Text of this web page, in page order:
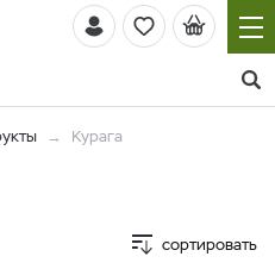
Курага
сортировать